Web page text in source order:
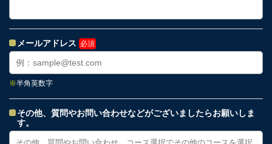
メールアドレス 必須
※半角英数字
その他、質問やお問い合わせなどがございましたらお願いしま
す。